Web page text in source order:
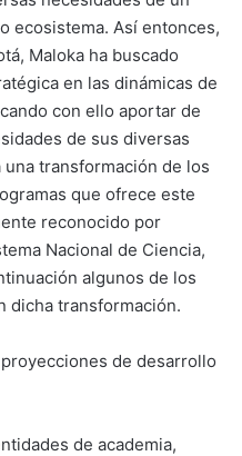
ecosistema. Así entonces,
Maloka ha buscado
en las dinámicas de
con ello aportar de
de sus diversas
transformación de los
que ofrece este
reconocido por
Nacional de Ciencia,
algunos de los
dicha transformación.
de desarrollo
de academia,